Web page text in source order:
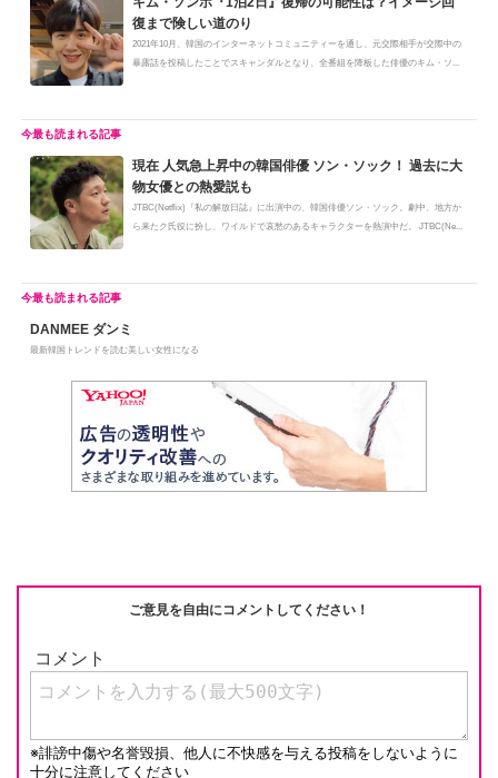
復まで険しい道のり
2021年10月、韓国のインターネットコミュニティーを通し、元交際相手が交際中の
暴露話を投稿したことでスキャンダルとなり、全番組を降板した俳優のキム・ソ...
現在 人気急上昇中の韓国俳優 ソン・ソック！ 過去に大
物女優との熱愛説も
JTBC(Netflix)『私の解放日誌』に出演中の、韓国俳優ソン・ソック。劇中、地方か
ら来たク氏役に扮し、ワイルドで哀愁のあるキャラクターを熱演中だ。 JTBC(Ne...
DANMEE ダンミ
最新韓国トレンドを読む美しい女性になる
ご意見を自由にコメントしてください！